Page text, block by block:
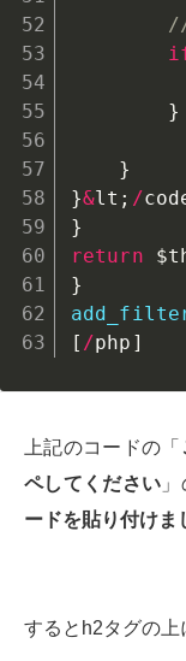
//
}
}
}&lt ; /
}
return
}
[ /php ]
上記のコードの「
ペしてください
ードを貼り付けま
するとh2タグの上